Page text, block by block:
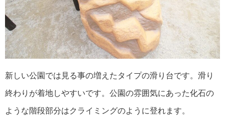
新しい公園では見る事の増えたタイプの滑り台です。滑り
終わりが着地しやすいです。公園の雰囲気にあった化石の
ような階段部分はクライミングのように登れます。